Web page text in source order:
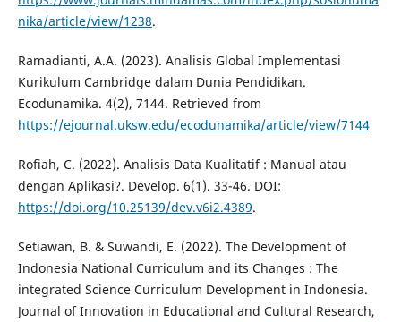
nika/article/view/1238.
Ramadianti, A.A. (2023). Analisis Global Implementasi
Kurikulum Cambridge dalam Dunia Pendidikan.
Ecodunamika. 4(2), 7144. Retrieved from
https://ejournal.uksw.edu/ecodunamika/article/view/7144
Rofiah, C. (2022). Analisis Data Kualitatif : Manual atau
dengan Aplikasi?. Develop. 6(1). 33-46. DOI:
https://doi.org/10.25139/dev.v6i2.4389.
Setiawan, B. & Suwandi, E. (2022). The Development of
Indonesia National Curriculum and its Changes : The
integrated Science Curriculum Development in Indonesia.
Journal of Innovation in Educational and Cultural Research,